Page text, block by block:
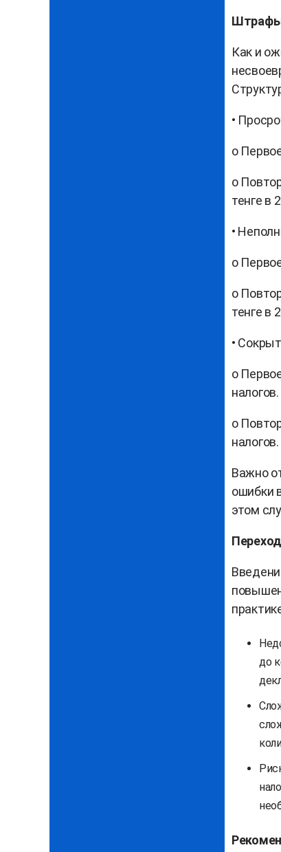
Как и
•
o
o
тенге в
•
o
o
тенге в
•
o
налогов.
o
налогов.
Важно
ошибки
этом
до